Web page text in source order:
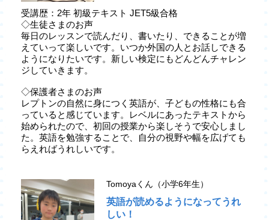
受講歴：2年 初級テキスト JET5級合格
◇生徒さまのお声
毎日のレッスンで読んだり、書いたり、できることが増
えていって楽しいです。いつか外国の人とお話しできる
ようになりたいです。新しい検定にもどんどんチャレン
ジしていきます。
◇保護者さまのお声
レプトンの自然に身につく英語が、子どもの性格にも合
っていると感じています。レベルにあったテキストから
始められたので、初回の授業から楽しそうで安心しまし
た。英語を勉強することで、自分の視野や幅を広げても
らえればうれしいです。
Tomoyaくん（小学6年生）
英語が読めるようになってうれ
しい！